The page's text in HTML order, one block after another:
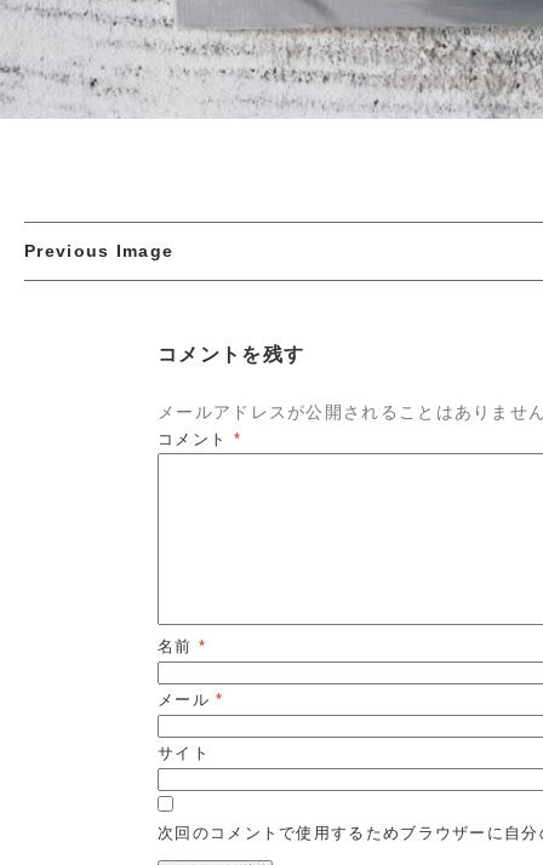
Previous Image
コメントを残す
メールアドレスが公開されることはありませ
コメント *
名前 *
メール*
サイト
次回のコメントで使用するためブラウザーに自